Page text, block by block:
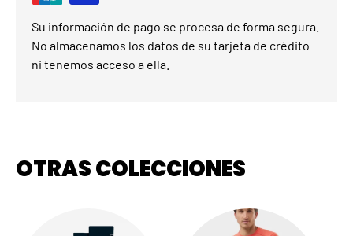
Su información de pago se procesa de forma segura.
No almacenamos los datos de su tarjeta de crédito
ni tenemos acceso a ella.
OTRAS COLECCIONES